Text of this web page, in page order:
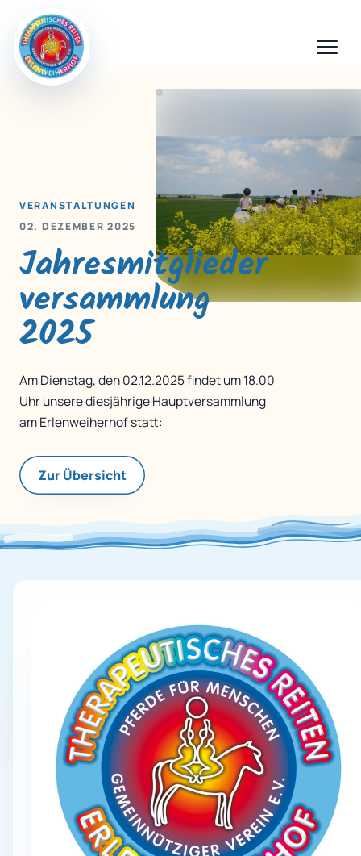
VERANSTALTUNGEN
02. DEZEMBER 2025
Jahresmitglieder
versammlung
2025
Am Dienstag, den 02.12.2025 findet um 18.00
Uhr unsere diesjährige Hauptversammlung
am Erlenweiherhof statt:
Zur Übersicht